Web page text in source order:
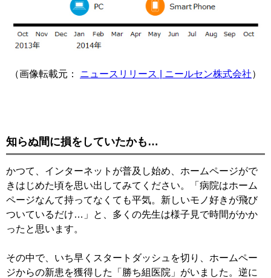
（画像転載元： ニュースリリース | ニールセン株式会社）
知らぬ間に損をしていたかも…
かつて、インターネットが普及し始め、ホームページがで
きはじめた頃を思い出してみてください。「病院はホーム
ページなんて持ってなくても平気。新しいモノ好きが飛び
ついているだけ…」と、多くの先生は様子見で時間がかか
ったと思います。
その中で、いち早くスタートダッシュを切り、ホームペー
ジからの新患を獲得した「勝ち組医院」がいました。逆に